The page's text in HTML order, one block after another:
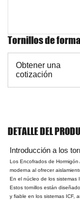
Tornillos de
Obtener una
cotización
DETALLE DEL
Introducción a los
Los Encofrados de
moderna al ofrecer
En el núcleo de los sistemas
Estos tornillos están
y fiable en los sistemas ICF,